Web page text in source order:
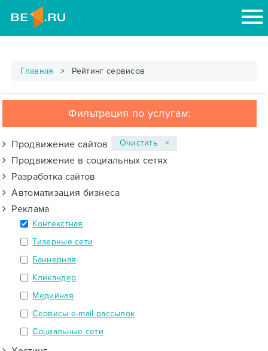
Главная Рейтинг сервисов
Фильтрация по услугам:
Продвижение сайтов
Продвижение в социальных сетях
Разработка сайтов
Автоматизация бизнеса
Реклама
Контекстная
Тизерные сети
Баннерная
Кликандер
Медийная
Сервисы e-mail рассылок
Социальные сети
Очистить ×